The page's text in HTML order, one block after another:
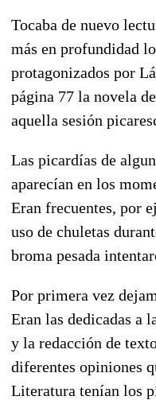
Tocaba de nuevo
más en profundidad
protagonizados por
página 77 la novela
aquella sesión
Las picardías de
aparecían en los
Eran frecuentes, por
uso de chuletas
broma pesada
Por primera vez
Eran las dedicadas a
y la redacción de
diferentes opiniones
Literatura tenían los